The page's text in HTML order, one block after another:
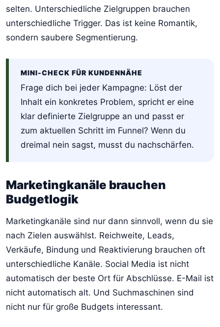
selten. Unterschiedliche Zielgruppen brauchen
unterschiedliche Trigger. Das ist keine Romantik,
sondern saubere Segmentierung.
MINI-CHECK FÜR KUNDENNÄHE
Frage dich bei jeder Kampagne: Löst der
Inhalt ein konkretes Problem, spricht er eine
klar definierte Zielgruppe an und passt er
zum aktuellen Schritt im Funnel? Wenn du
dreimal nein sagst, musst du nachschärfen.
Marketingkanäle brauchen
Budgetlogik
Marketingkanäle sind nur dann sinnvoll, wenn du sie
nach Zielen auswählst. Reichweite, Leads,
Verkäufe, Bindung und Reaktivierung brauchen oft
unterschiedliche Kanäle. Social Media ist nicht
automatisch der beste Ort für Abschlüsse. E-Mail ist
nicht automatisch alt. Und Suchmaschinen sind
nicht nur für große Budgets interessant.